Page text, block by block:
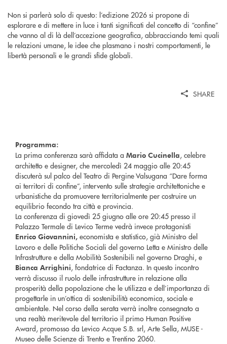
Non si parlerà solo di questo: l’edizione 2026 si propone di
esplorare e di mettere in luce i tanti significati del concetto di “confine”
che vanno al di là dell’accezione geografica, abbracciando temi quali
le relazioni umane, le idee che plasmano i nostri comportamenti, le
libertà personali e le grandi sfide globali.
SHARE
Programma:
La prima conferenza sarà affidata a Mario Cucinella, celebre
architetto e designer, che mercoledì 24 maggio alle 20:45
discuterà sul palco del Teatro di Pergine Valsugana “Dare forma
ai territori di confine”, intervento sulle strategie architettoniche e
urbanistiche da promuovere territorialmente per costruire un
equilibrio fecondo tra città e provincia.
La conferenza di giovedì 25 giugno alle ore 20:45 presso il
Palazzo Termale di Levico Terme vedrà invece protagonisti
Enrico Giovannini, economista e statistico, già Ministro del
Lavoro e delle Politiche Sociali del governo Letta e Ministro delle
Infrastrutture e della Mobilità Sostenibili nel governo Draghi, e
Bianca Arrighini, fondatrice di Factanza. In questo incontro
verrà discusso il ruolo delle infrastrutture in relazione alla
prosperità della popolazione che le utilizza e dell’importanza di
progettarle in un’ottica di sostenibilità economica, sociale e
ambientale. Nel corso della serata verrà inoltre consegnato a
una realtà meritevole del territorio il primo Human Positive
Award, promosso da Levico Acque S.B. srl, Arte Sella, MUSE -
Museo delle Scienze di Trento e Trentino 2060.